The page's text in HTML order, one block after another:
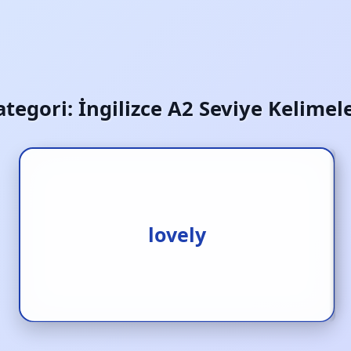
İngilizce A2 Seviye
lovely
[s.]